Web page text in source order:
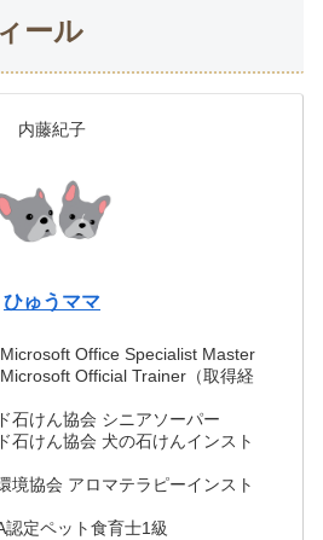
ール
内藤紀子
ひゅうママ
Office Specialist Master
Official Trainer（取得経
石けん協会 シニアソーパー
石けん協会 犬の石けんインスト
境協会 アロマテラピーインスト
定ペット食育士1級